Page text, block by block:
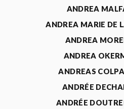
ANDREA
ANDREA MARIE DE
ANDREA
ANDREA
ANDREAS
ANDRÉE
ANDRÉE